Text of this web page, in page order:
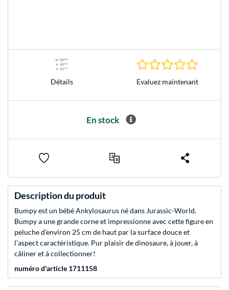
Détails Evaluez maintenant
En stock
Description du produit
Bumpy est un bébé Ankylosaurus né dans Jurassic-World.
Bumpy a une grande corne et impressionne avec cette figure en
peluche d’environ 25 cm de haut par la surface douce et
l’aspect caractéristique. Pur plaisir de dinosaure, à jouer, à
câliner et à collectionner!
numéro d'article 1711158